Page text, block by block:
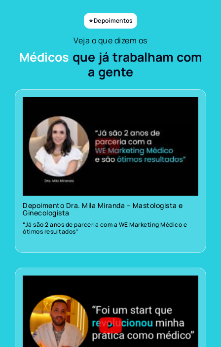
⭐ Depoimentos
Veja o que dizem os
Médicos que já trabalham com
a gente
Depoimento Dra. Mila Miranda – Mastologista e
Ginecologista
“Já são 2 anos de parceria com a WE Marketing Médico e
ótimos resultados”